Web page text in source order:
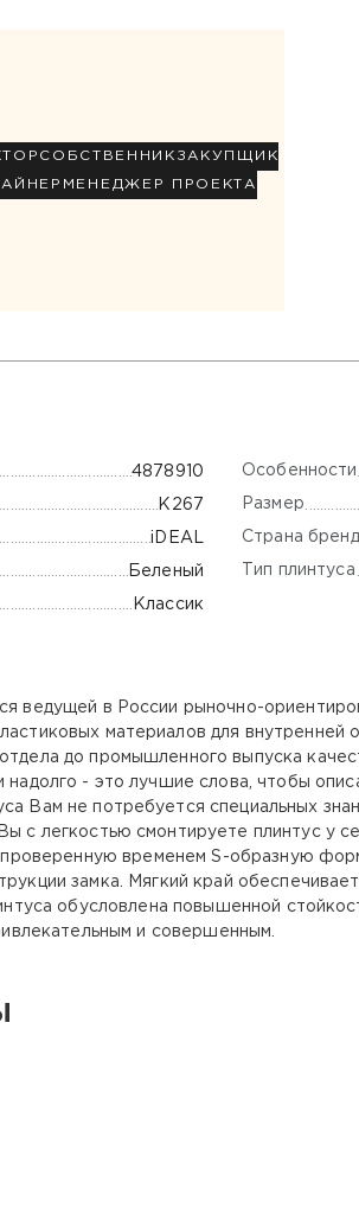
СОБСТВЕННИК ЗАКУПЩИК
МЕНЕДЖЕР ПРОЕКТА
4878910
К267
iDEAL
Беленый
Классик
Особенности
Размер
Страна
Тип плинтуса
ведущей в России рыночно-
материалов для
до промышленного выпуска
надолго - это лучшие слова, чтобы
Вам не потребуется специальных
с легкостью смонтируете плинтус у
проверенную временем S-образную
замка. Мягкий край
обусловлена повышенной
и совершенным.